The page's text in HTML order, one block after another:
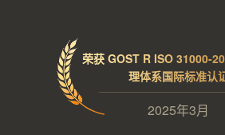
荣获 GOST R ISO 31000-
理体系国际标准认
2025年3月